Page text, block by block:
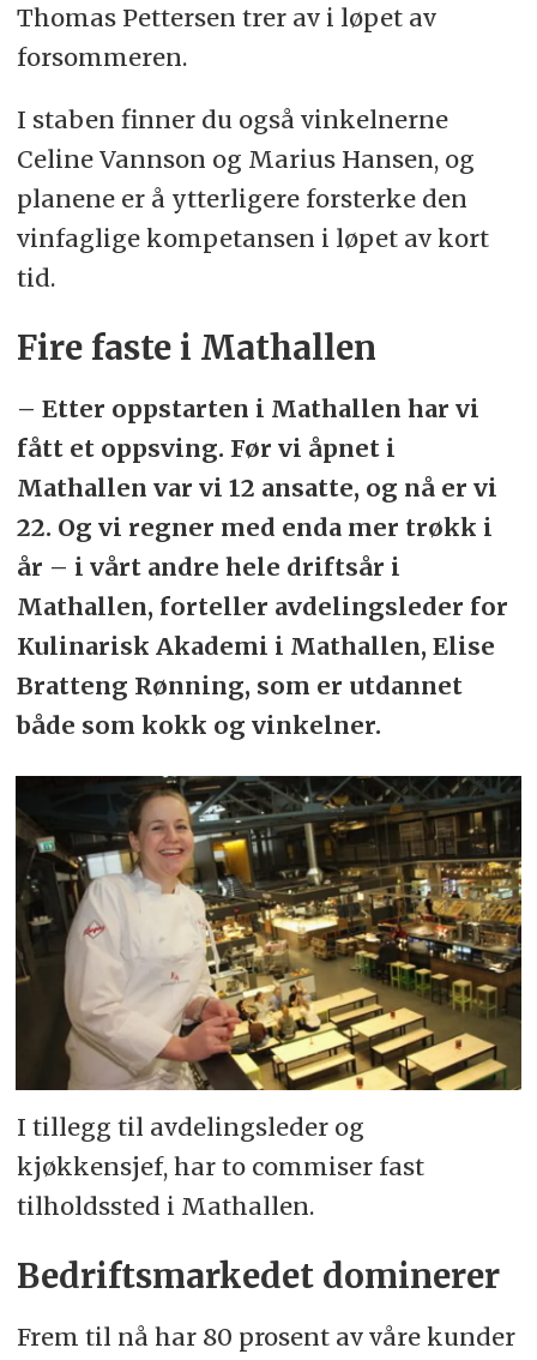
Thomas Pettersen trer av i løpet av
forsommeren.
I staben finner du også vinkelnerne
Celine Vannson og Marius Hansen, og
planene er å ytterligere forsterke den
vinfaglige kompetansen i løpet av kort
tid.
Fire faste i Mathallen
– Etter oppstarten i Mathallen har vi
fått et oppsving. Før vi åpnet i
Mathallen var vi 12 ansatte, og nå er vi
22. Og vi regner med enda mer trøkk i
år – i vårt andre hele driftsår i
Mathallen, forteller avdelingsleder for
Kulinarisk Akademi i Mathallen, Elise
Bratteng Rønning, som er utdannet
både som kokk og vinkelner.
I tillegg til avdelingsleder og
kjøkkensjef, har to commiser fast
tilholdssted i Mathallen.
Bedriftsmarkedet dominerer
Frem til nå har 80 prosent av våre kunder